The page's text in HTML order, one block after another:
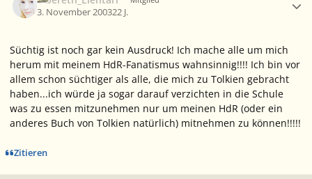
3. November 200322 J.
Süchtig ist noch gar kein Ausdruck! Ich mache alle um mich
herum mit meinem HdR-Fanatismus wahnsinnig!!!! Ich bin vor
allem schon süchtiger als alle, die mich zu Tolkien gebracht
haben...ich würde ja sogar darauf verzichten in die Schule
was zu essen mitzunehmen nur um meinen HdR (oder ein
anderes Buch von Tolkien natürlich) mitnehmen zu können!!!!!
Zitieren